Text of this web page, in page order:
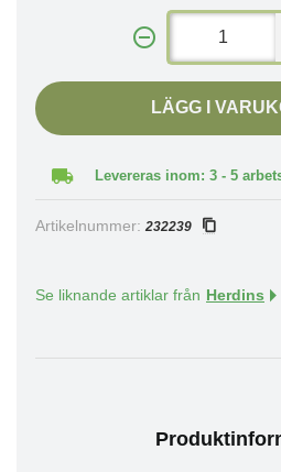
LÄGG I
Levereras inom: 3 - 5
Artikelnummer: 232239
Se liknande artiklar från Herdins